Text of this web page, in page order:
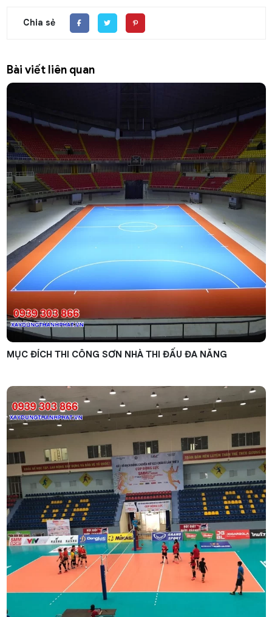
Chia sẻ
Bài viết liên quan
MỤC ĐÍCH THI CÔNG SƠN NHÀ THI ĐẤU ĐA NĂNG